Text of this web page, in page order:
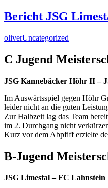
Bericht JSG
oliverUncategorized
C Jugend
JSG Kannebäcker Höhr II –
Im Auswärtsspiel gegen Höhr
leider nicht an die guten
Zur Halbzeit lag das Team
im 2. Durchgang nicht
Kurz vor dem Abpfiff erzielte
B-Jugend
JSG Limestal – FC